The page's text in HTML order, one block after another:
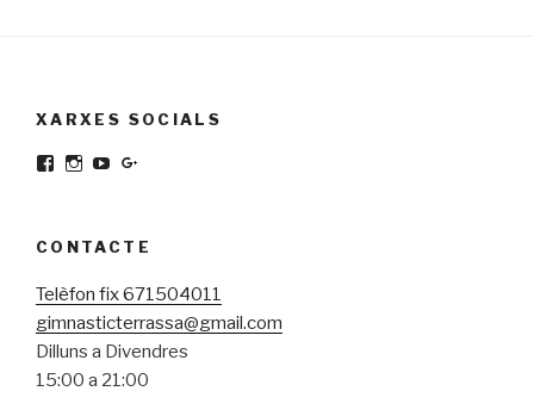
XARXES SOCIALS
Facebook
InstagramYouTube
CONTACTE
Telèfon fix 671504011
gimnasticterrassa@gmail.com
Dilluns a Divendres
15:00 a 21:00